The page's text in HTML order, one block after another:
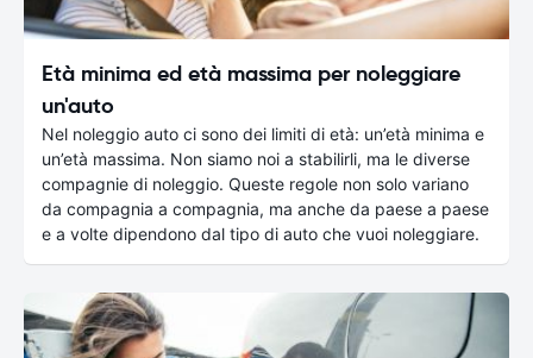
Età minima ed età massima per noleggiare
un'auto
Nel noleggio auto ci sono dei limiti di età: un’età minima e
un’età massima. Non siamo noi a stabilirli, ma le diverse
compagnie di noleggio. Queste regole non solo variano
da compagnia a compagnia, ma anche da paese a paese
e a volte dipendono dal tipo di auto che vuoi noleggiare.